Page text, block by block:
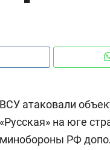
ВСУ атаковали
«Русская» на юге
минобороны РФ